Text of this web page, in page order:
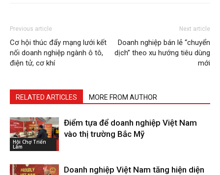
Previous article
Cơ hội thúc đẩy mạng lưới kết
nối doanh nghiệp ngành ô tô,
điện tử, cơ khí
Next article
Doanh nghiệp bán lẻ “chuyển
dịch” theo xu hướng tiêu dùng
mới
RELATED ARTICLES MORE FROM AUTHOR
Hội Chợ Triển
Lãm
Điểm tựa để doanh nghiệp Việt Nam
vào thị trường Bắc Mỹ
Doanh nghiệp Việt Nam tăng hiện diện